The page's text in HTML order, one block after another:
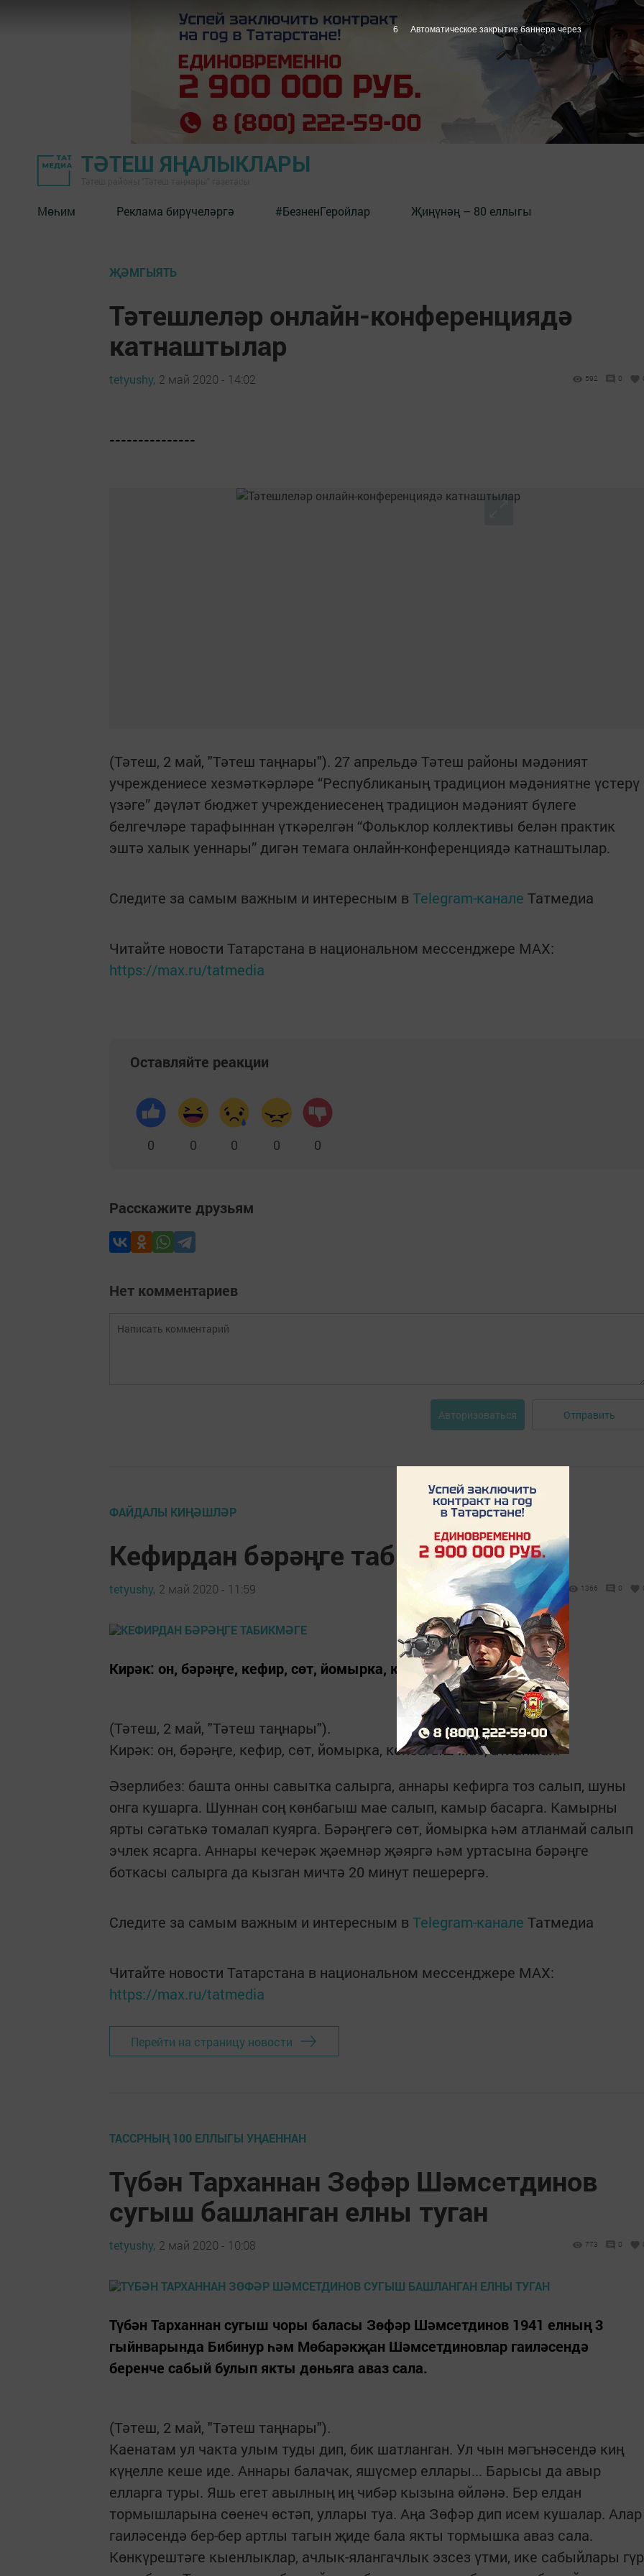
ТӘТЕШ ЯҢАЛЫКЛАРЫ
Мөһим Реклама бирүчеләргә #БезненГеройлар Җиңүнәң – 80 еллыгы
ҖӘМГЫЯТЬ
Тәтешлеләр онлайн-конференциядә
катнаштылар
tetyushy, 2 май 2020 - 14:02 592 0
---------------
(Тәтеш, 2 май, "Тәтеш таңнары"). 27 апрельдә Тәтеш районы мәдәният
учреждениесе хезмәткәрләре “Республиканың традицион мәдәниятне үстерү
үзәге” дәүләт бюджет учреждениесенең традицион мәдәният бүлеге
белгечләре тарафыннан үткәрелгән “Фольклор коллективы белән практик
эштә халык уеннары” дигән темага онлайн-конференциядә катнаштылар.
Следите за самым важным и интересным в Telegram-канале Татмедиа
Читайте новости Татарстана в национальном мессенджере MАХ:
https://max.ru/tatmedia
Оставляйте реакции
0 0 0 0 0
Расскажите друзьям
Нет комментариев
Авторизоваться Отправить
ФАЙДАЛЫ КИҢӘШЛӘР
Кефирдан бәрәңге табикмәге
tetyushy, 2 май 2020 - 11:59 1366 0
Кирәк: он, бәрәңге, кефир, сөт, йомырка, көнбагыш мае, атланмай.
(Тәтеш, 2 май, "Тәтеш таңнары").
Кирәк: он, бәрәңге, кефир, сөт, йомырка, көнбагыш мае, атланмай.
Әзерлибез: башта онны савытка са­лырга, аннары кефирга тоз салып, шуны
онга кушарга. Шуннан соң көнбагыш мае салып, камыр басарга. Камырны
ярты сәгатькә томалап куярга. Бәрәңгегә сөт, йомырка һәм атланмай салып
эч­лек ясарга. Аннары кечерәк ­җә­ем­нәр җәяргә һәм уртасына бәрәңге
боткасы ­салыр­га да кызган мичтә 20 минут пешерергә.
Следите за самым важным и интересным в Telegram-канале Татмедиа
Читайте новости Татарстана в национальном мессенджере MАХ:
https://max.ru/tatmedia
Перейти на страницу новости
ТАССРНЫҢ 100 ЕЛЛЫГЫ УҢАЕННАН
Түбән Тарханнан Зөфәр Шәмсетдинов
сугыш башланган елны туган
tetyushy, 2 май 2020 - 10:08 773 0
Түбән Тарханнан сугыш чоры баласы Зөфәр Шәмсетдинов 1941 елның 3
гыйнварында Бибинур һәм Мөбарәкҗан Шәмсетдиновлар гаиләсендә
беренче сабый булып якты дөньяга аваз сала.
(Тәтеш, 2 май, "Тәтеш таңнары").
Каенатам ул чакта улым туды дип, бик шатланган. Ул чын мәгънәсендә киң
күңелле кеше иде. Аннары балачак, яшүсмер еллары... Барысы да авыр
елларга туры. Яшь егет авылның иң чибәр кызына өйләнә. Бер елдан
тормышларына сөенеч өстәп, уллары туа. Аңа Зөфәр дип исем кушалар. Алар
гаиләсендә бер-бер артлы тагын җиде бала якты тормышка аваз сала.
Көнкүрештәге кыенлыклар, ачлык-ялангачлык эзсез үтми, ике сабыйлары гүр
5 Автоматическое закрытие баннера через